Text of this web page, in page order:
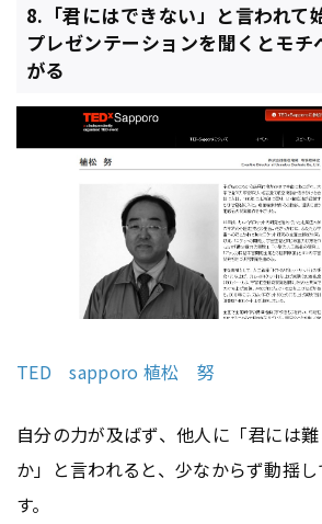
8.「君にはできない」と言われて
プレゼンテーションを聞くとモチ
がる
TED sapporo 植松 努
自分の力が及ばず、他人に「君には
か」と言われると、少なからず動揺
す。